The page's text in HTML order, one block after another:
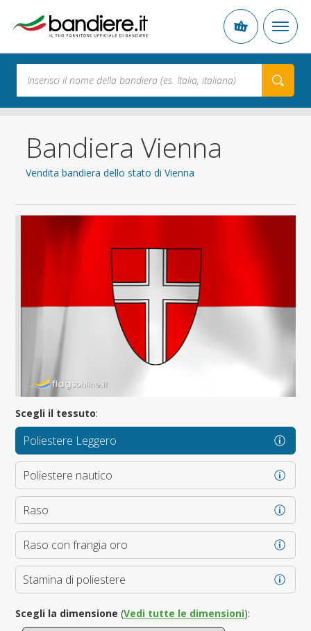
Bandiera Vienna
Vendita bandiera dello stato di Vienna
Scegli il tessuto:
Poliestere Leggero
Poliestere nautico
Raso
Raso con frangia oro
Stamina di poliestere
Scegli la dimensione (Vedi tutte le dimensioni):